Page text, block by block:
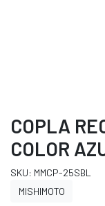
COPLA
COLOR
SKU: MMCP-25SBL
MISHIMOTO